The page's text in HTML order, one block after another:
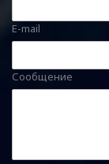
E-mail
Сообщение